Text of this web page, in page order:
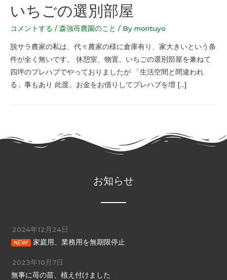
いちごの選別部屋
コメントする / 森強苺農園のこと / By morituyo
脱サラ農家の私は、代々農家の様に倉庫有り、家大きいという条
件が全く無いです。 休憩室、物置、いちごの選別部屋を兼ねて
四坪のプレハブでやっておりましたが 「生活空間と間違われ
る」事もあり 此度、お金をお借りしてプレハブを増 […]
お知らせ
2024年12月24日
NEW! 家庭用、業務用を無期限停止
2023年10月7日
無事に苺の苗、植え付けました